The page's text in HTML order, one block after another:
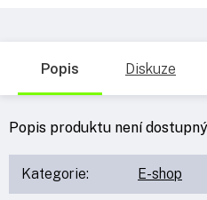
Popis Diskuze
Popis produktu není dostupný
Kategorie: E-shop